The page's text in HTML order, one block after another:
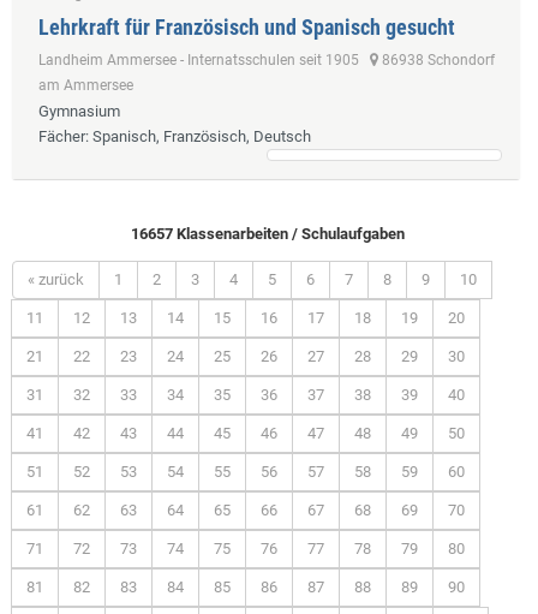
Lehrkraft für Französisch und Spanisch gesucht
Landheim Ammersee - Internatsschulen seit 1905
86938 Schondorf
am Ammersee
Gymnasium
Fächer: Spanisch, Französisch, Deutsch
16657 Klassenarbeiten / Schulaufgaben
« zurück 1 2 3 4 5 6 7 8 9 10
11 12 13 14 15 16 17 18 19 20
21 22 23 24 25 26 27 28 29 30
31 32 33 34 35 36 37 38 39 40
41 42 43 44 45 46 47 48 49 50
51 52 53 54 55 56 57 58 59 60
61 62 63 64 65 66 67 68 69 70
71 72 73 74 75 76 77 78 79 80
81 82 83 84 85 86 87 88 89 90